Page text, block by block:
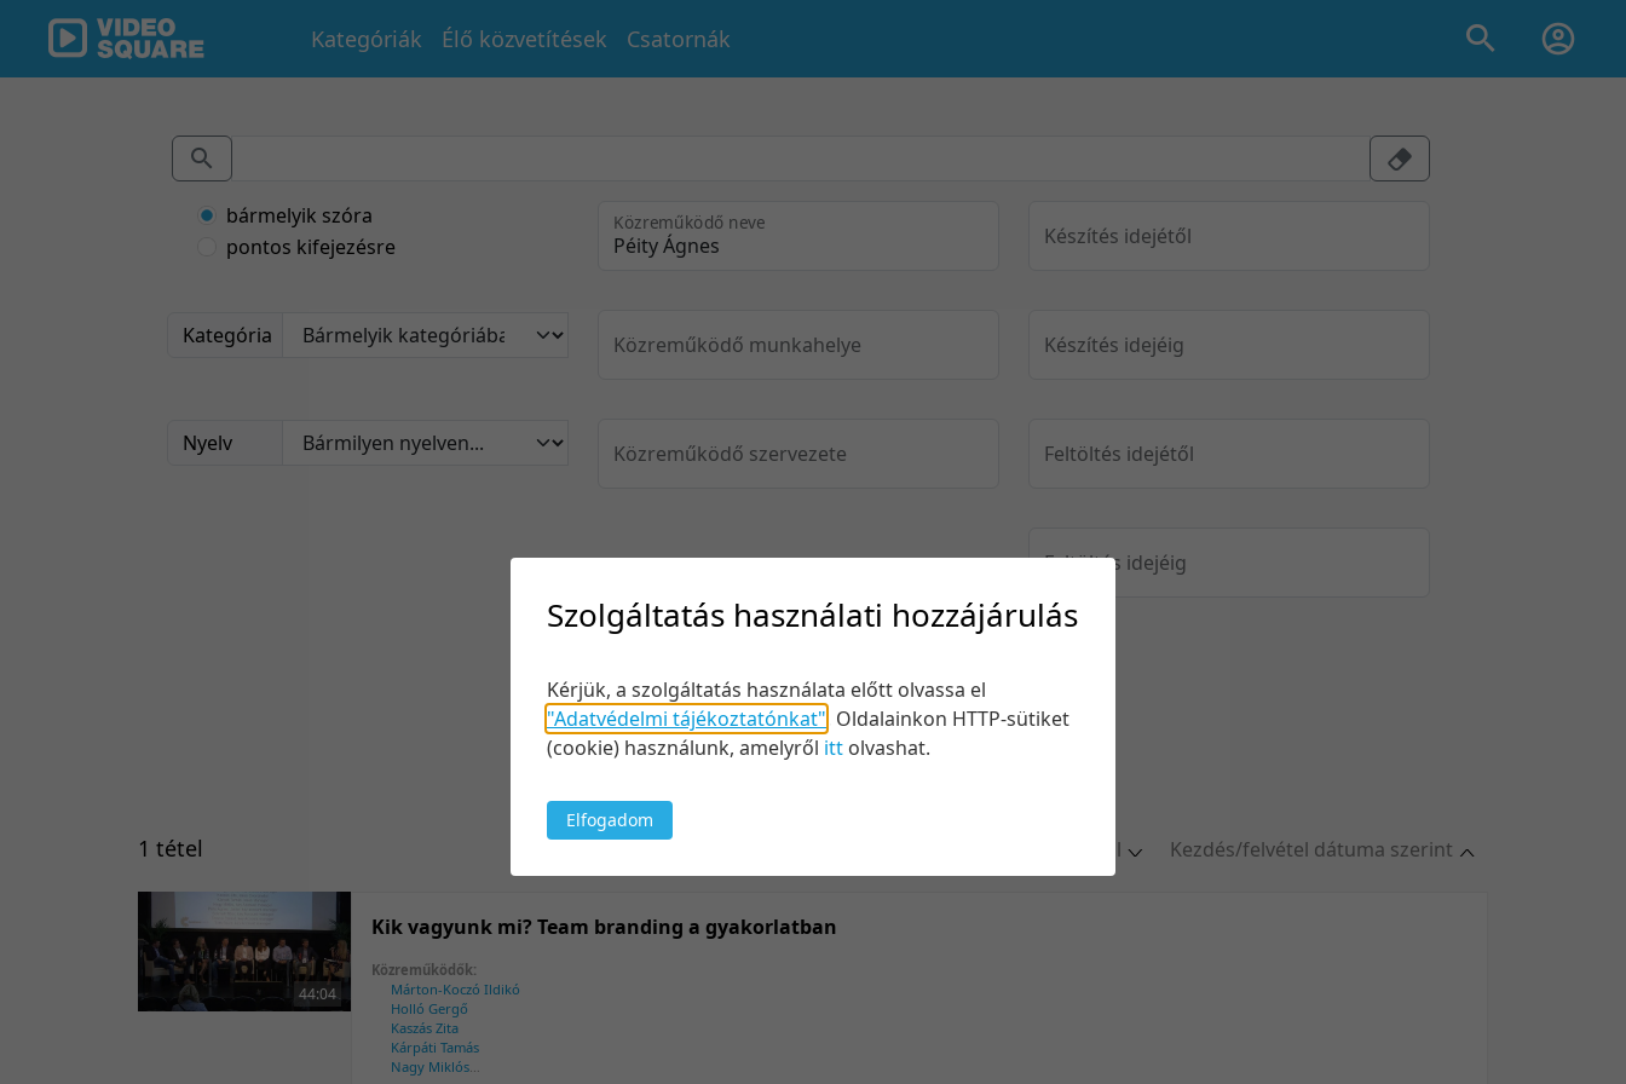
Kategóriák Élő közvetítések Csatornák
bármelyik szóra
pontos kifejezésre
Kategória
Nyelv
Közreműködő neve
Közreműködő munkahelye
Közreműködő szervezete
Készítés idejétől
Készítés idejéig
Feltöltés idejétől
Feltöltés idejéig
Keresés
Kezdés/felvétel dátuma szerint
1 tétel
20 tétel/oldal
44:04
Kik vagyunk mi? Team branding a gyakorlatban
Közreműködők:
Márton-Koczó Ildikó
Holló Gergő
Kaszás Zita
Kárpáti Tamás
Nagy Miklós
Szolgáltatás használati hozzájárulás
Kérjük, a szolgáltatás használata előtt olvassa el
"Adatvédelmi tájékoztatónkat" Oldalainkon HTTP-sütiket
(cookie) használunk, amelyről itt olvashat.
Elfogadom